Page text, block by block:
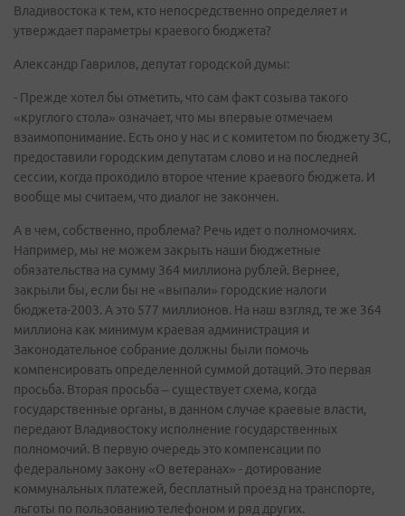
Владивостока к тем, кто непосредственно определяет и
утверждает параметры краевого бюджета?
Александр Гаврилов, депутат городской думы:
- Прежде хотел бы отметить, что сам факт созыва такого
«круглого стола» означает, что мы впервые отмечаем
взаимопонимание. Есть оно у нас и с комитетом по бюджету ЗС,
предоставили городским депутатам слово и на последней
сессии, когда проходило второе чтение краевого бюджета. И
вообще мы считаем, что диалог не закончен.
А в чем, собственно, проблема? Речь идет о полномочиях.
Например, мы не можем закрыть наши бюджетные
обязательства на сумму 364 миллиона рублей. Вернее,
закрыли бы, если бы не «выпали» городские налоги
бюджета-2003. А это 577 миллионов. На наш взгляд, те же 364
миллиона как минимум краевая администрация и
Законодательное собрание должны были помочь
компенсировать определенной суммой дотаций. Это первая
просьба. Вторая просьба – существует схема, когда
государственные органы, в данном случае краевые власти,
передают Владивостоку исполнение государственных
полномочий. В первую очередь это компенсации по
федеральному закону «О ветеранах» - дотирование
коммунальных платежей, бесплатный проезд на транспорте,
льготы по пользованию телефоном и ряд других.